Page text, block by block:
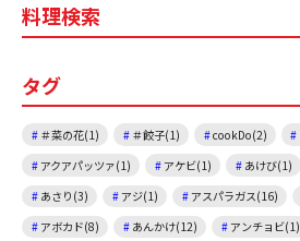
b
o
k
料理検索
タグ
＃菜の花(1) ＃餃子(1) cookDo(2)
アクアパッツァ(1)
アケビ(1) あけび(1)
あさり(3)
アジ(1) アスパラガス(16)
アボカド(8)
あんかけ(12) アンチョビ(1)